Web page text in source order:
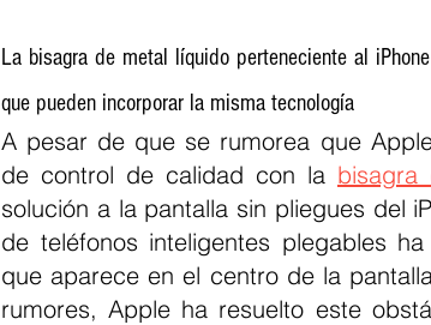
La bisagra de metal líquido perteneciente al
que pueden incorporar la misma tecnología
A pesar de que se rumorea que
de control de calidad con la bisagra
solución a la pantalla sin pliegues del
de teléfonos inteligentes plegables
que aparece en el centro de la
rumores, Apple ha resuelto este